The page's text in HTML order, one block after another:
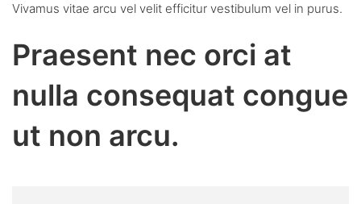
Vivamus vitae arcu vel velit efficitur vestibulum vel in purus.
Praesent nec orci at
nulla consequat congue
ut non arcu.